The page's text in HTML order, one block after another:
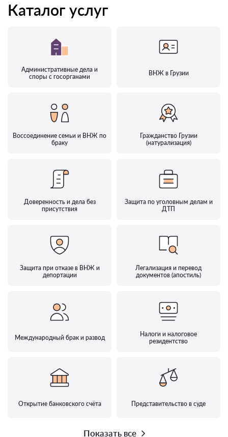
Каталог услуг
Административные дела и
споры с госорганами
ВНЖ в Грузии
Воссоединение семьи и ВНЖ по
браку
Гражданство Грузии
(натурализация)
Доверенность и дела без
присутствия
Защита по уголовным делам и
ДТП
Защита при отказе в ВНЖ и
депортации
Легализация и перевод
документов (апостиль)
Международный брак и развод
Налоги и налоговое
резидентство
Открытие банковского счёта Представительство в суде
Показать все